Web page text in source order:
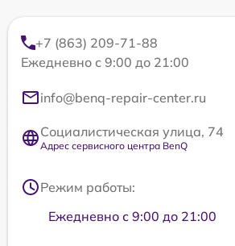
+7 (863) 209-71-88
Ежедневно с 9:00 до 21:00
info@benq-repair-center.ru
Социалистическая улица, 74
Адрес сервисного центра BenQ
Режим работы:
Ежедневно с 9:00 до 21:00